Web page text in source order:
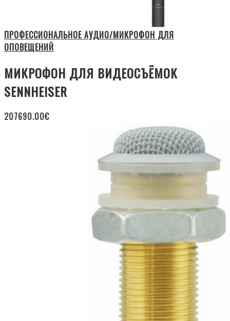
ПРОФЕССИОНАЛЬНОЕ АУДИО/МИКРОФОН ДЛЯ
ОПОВЕЩЕНИЙ
МИКРОФОН ДЛЯ ВИДЕОСЪЁМОК
SENNHEISER
207690.00€